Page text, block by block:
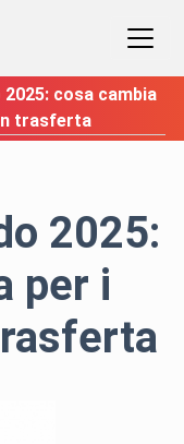
cosa cambia
trasferta
2025:
per i